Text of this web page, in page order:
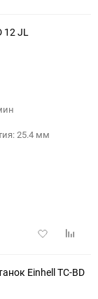
12 JL
25.4 мм
Добавить
Einhell TC-BD